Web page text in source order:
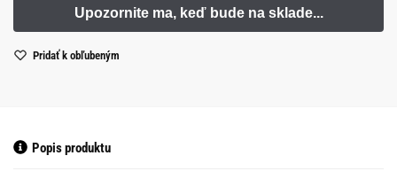
Pridať k obľubeným
Popis produktu